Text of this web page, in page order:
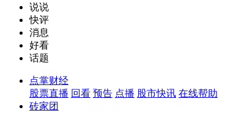
说说
快评
消息
好看
话题
点掌财经
股票直播 回看 预告 点播 股市快讯 在线帮助
砖家团